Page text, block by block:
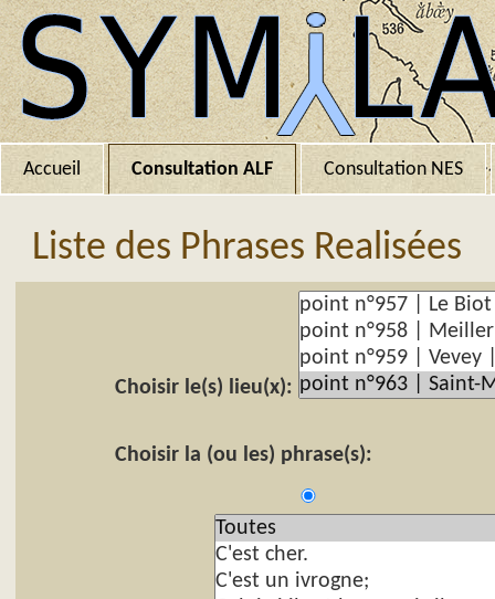
Accueil Consultation ALF Consultation NES
Liste des Phrases Realisées
Choisir le(s) lieu(x):
Choisir la (ou les) phrase(s):